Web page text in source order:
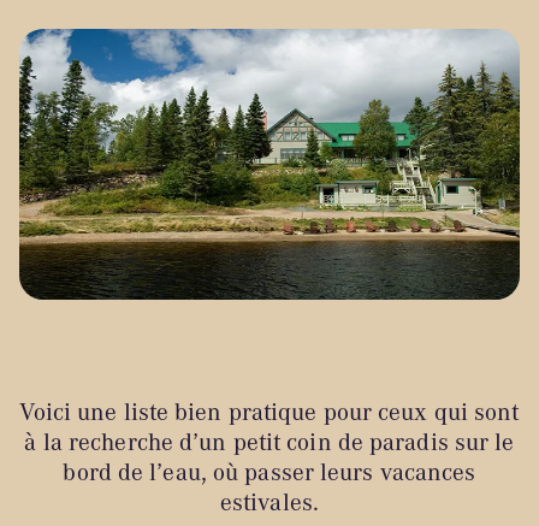
Espace membres
EN
Voici une liste bien pratique pour ceux qui sont
à la recherche d’un petit coin de paradis sur le
bord de l’eau, où passer leurs vacances
estivales.